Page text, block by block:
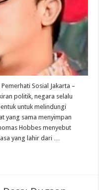
Sosial Jakarta –
politik, negara selalu
untuk melindungi
yang sama menyimpan
Hobbes menyebut
yang lahir dari …